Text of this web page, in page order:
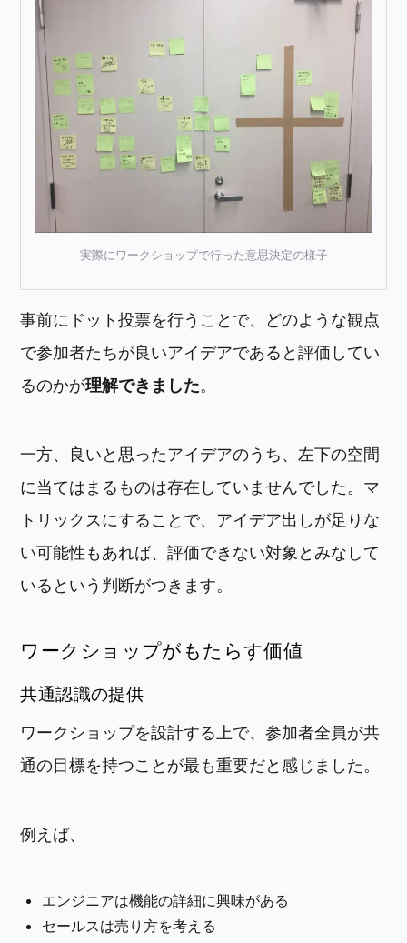
実際にワークショップで行った意思決定の様子
事前にドット投票を行うことで、どのような観点
で参加者たちが良いアイデアであると評価してい
るのかが理解できました。
一方、良いと思ったアイデアのうち、左下の空間
に当てはまるものは存在していませんでした。マ
トリックスにすることで、アイデア出しが足りな
い可能性もあれば、評価できない対象とみなして
いるという判断がつきます。
ワークショップがもたらす価値
共通認識の提供
ワークショップを設計する上で、参加者全員が共
通の目標を持つことが最も重要だと感じました。
例えば、
エンジニアは機能の詳細に興味がある
セールスは売り方を考える